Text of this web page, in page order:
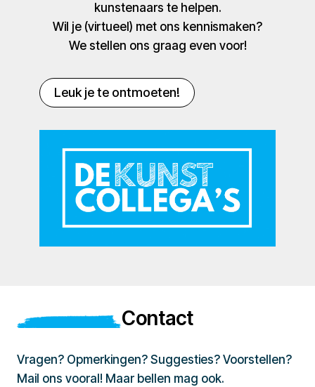
kunstenaars te helpen.
Wil je (virtueel) met ons kennismaken?
We stellen ons graag even voor!
Leuk je te ontmoeten!
Contact
Vragen? Opmerkingen? Suggesties? Voorstellen?
Mail ons vooral! Maar bellen mag ook.